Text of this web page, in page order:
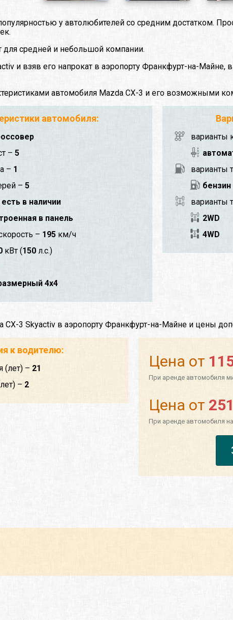
у автолюбителей со средним достатком.
для средней и небольшой компании.
и взяв его напрокат в аэропорту Франкфурт-на-
автомобиля Mazda CX-3 и его возможными
автомобиля:
– 5
– 1
– 5
есть в наличии
в панель
– 195 км/ч
кВт (150 л.с.)
4x4
варианты
варианты
бензин
варианты
2WD
4WD
CX-3 Skyactiv в аэропорту Франкфурт-на-Майне и цены
к водителю:
(лет) – 21
– 2
Цена от
При аренде автомобиля
Цена от 251
При аренде автомобиля